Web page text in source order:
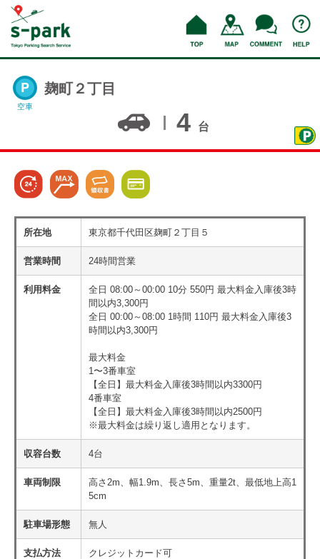
空車
麹町２丁目
4 台
所在地 東京都千代田区麹町２丁目５
営業時間 24時間営業
利用料金
全日 08:00～00:00 10分 550円 最大料金入庫後3時
間以内3,300円
全日 00:00～08:00 1時間 110円 最大料金入庫後3
時間以内3,300円
最大料金
1〜3番車室
【全日】最大料金入庫後3時間以内3300円
4番車室
【全日】最大料金入庫後3時間以内2500円
※最大料金は繰り返し適用となります。
収容台数 4台
車両制限
高さ2m、幅1.9m、長さ5m、重量2t、最低地上高1
5cm
駐車場形態 無人
支払方法
クレジットカード可